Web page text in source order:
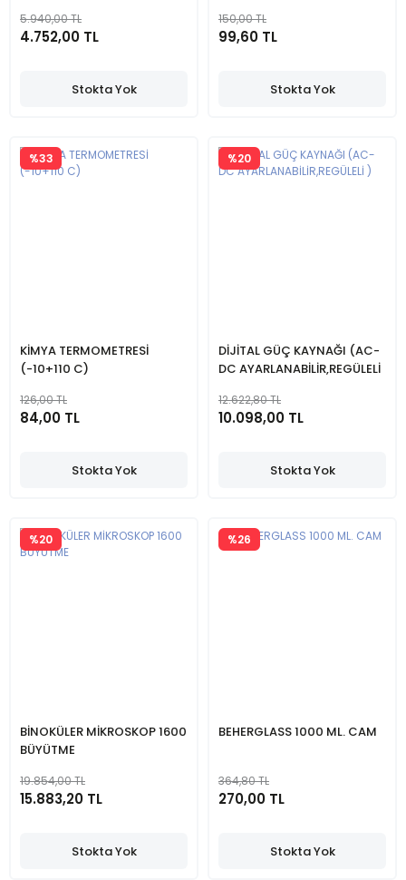
5.940,00 TL
4.752,00 TL
Stokta Yok
150,00 TL
99,60 TL
Stokta Yok
KİMYA TERMOMETRESİ
(-10+110 C)
%33
126,00 TL
84,00 TL
Stokta Yok
DİJİTAL GÜÇ KAYNAĞI (AC-
DC AYARLANABİLİR,REGÜLELİ
%20
12.622,80 TL
10.098,00 TL
Stokta Yok
BİNOKÜLER MİKROSKOP 1600
BÜYÜTME
%20
19.854,00 TL
15.883,20 TL
Stokta Yok
BEHERGLASS 1000 ML. CAM
%26
364,80 TL
270,00 TL
Stokta Yok